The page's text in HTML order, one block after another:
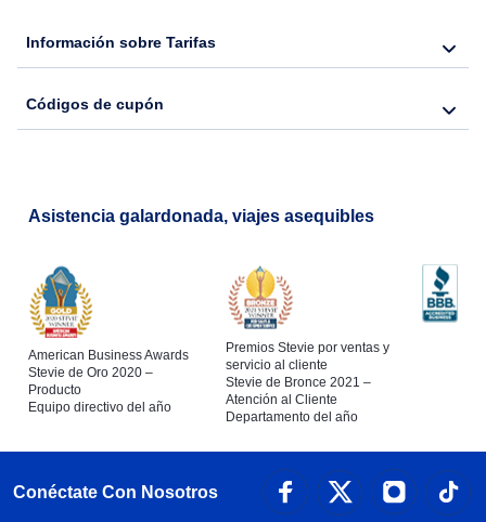
Información sobre Tarifas
Códigos de cupón
Asistencia galardonada, viajes asequibles
American Business Awards
Stevie de Oro 2020 –
Producto
Equipo directivo del año
Premios Stevie por ventas y
servicio al cliente
Stevie de Bronce 2021 –
Atención al Cliente
Departamento del año
Conéctate Con Nosotros